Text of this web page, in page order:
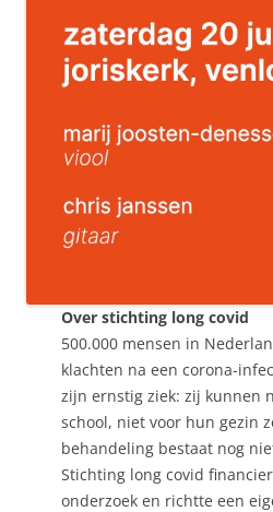
Over stichting long covid
500.000 mensen in
klachten na een corona-
zijn ernstig ziek: zij kunnen
school, niet voor hun gezin
behandeling bestaat nog
Stichting long covid
onderzoek en richtte een